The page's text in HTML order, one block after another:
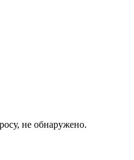
не обнаружено.